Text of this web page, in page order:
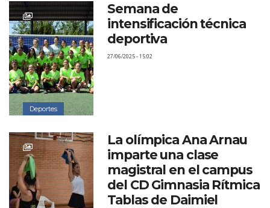
Deportes
Semana de
intensificación técnica
deportiva
27/06/2025 - 15:02
La olímpica Ana Arnau
imparte una clase
magistral en el campus
del CD Gimnasia Rítmica
Tablas de Daimiel